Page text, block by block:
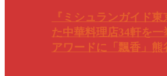
『ミシュランガイド
た中華料理店34軒を
アワードに「飄香」熊